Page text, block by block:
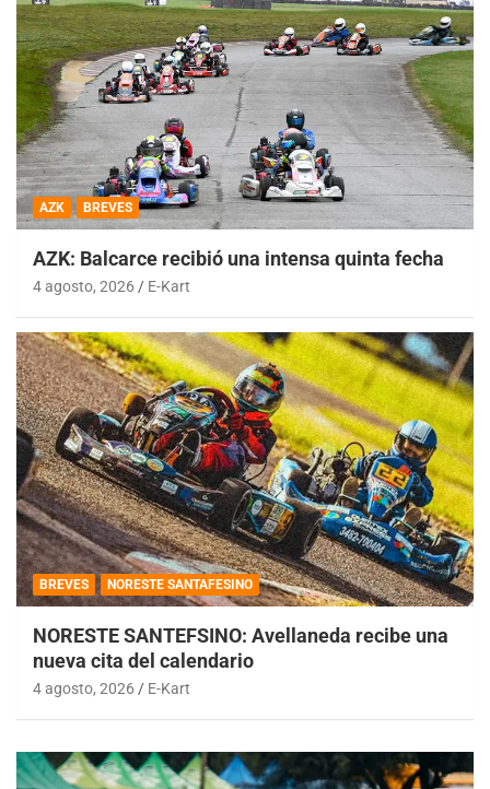
AZK BREVES
AZK: Balcarce recibió una intensa quinta fecha
4 agosto, 2026 E-Kart
BREVES NORESTE SANTAFESINO
NORESTE SANTEFSINO: Avellaneda recibe una
nueva cita del calendario
4 agosto, 2026 E-Kart